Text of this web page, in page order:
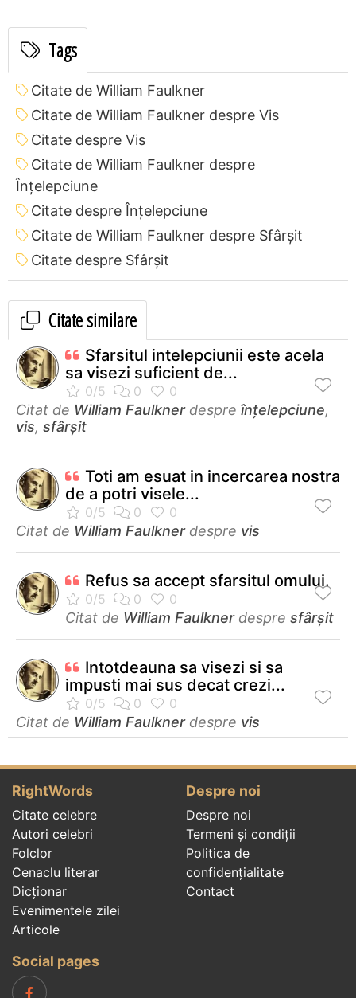
Tags
Citate de William Faulkner
Citate de William Faulkner despre Vis
Citate despre Vis
Citate de William Faulkner despre
Înțelepciune
Citate despre Înțelepciune
Citate de William Faulkner despre Sfârșit
Citate despre Sfârșit
Citate similare
Sfarsitul intelepciunii este acela
sa visezi suficient de...
Citat de William Faulknerdespre înțelepciune,
vis, sfârșit
Toti am esuat in incercarea nostra
de a potri visele...
Citat de William Faulknerdespre vis
Refus sa accept sfarsitul omului.
Citat de William Faulknerdespre sfârșit
Intotdeauna sa visezi si sa
impusti mai sus decat crezi...
Citat de William Faulknerdespre vis
RightWords
Citate celebre
Autori celebri
Folclor
Cenaclu literar
Dicționar
Evenimentele zilei
Articole
Despre noi
Despre noi
Termeni și condiții
Politica de
confidenţialitate
Contact
Social pages